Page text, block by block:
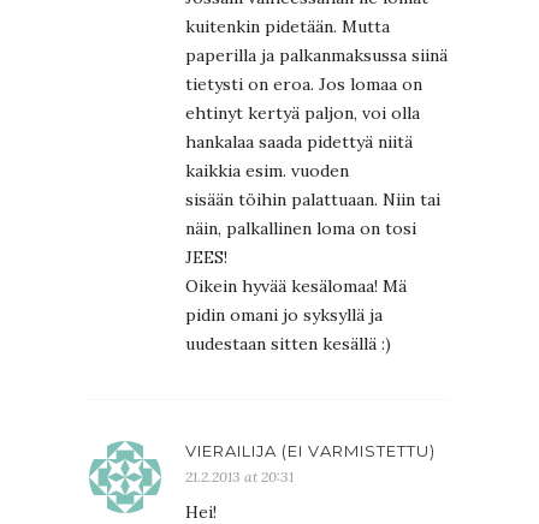
kuitenkin pidetään. Mutta
paperilla ja palkanmaksussa siinä
tietysti on eroa. Jos lomaa on
ehtinyt kertyä paljon, voi olla
hankalaa saada pidettyä niitä
kaikkia esim. vuoden
sisään töihin palattuaan. Niin tai
näin, palkallinen loma on tosi
JEES!
Oikein hyvää kesälomaa! Mä
pidin omani jo syksyllä ja
uudestaan sitten kesällä :)
VIERAILIJA (EI VARMISTETTU)
21.2.2013 at 20:31
Hei!